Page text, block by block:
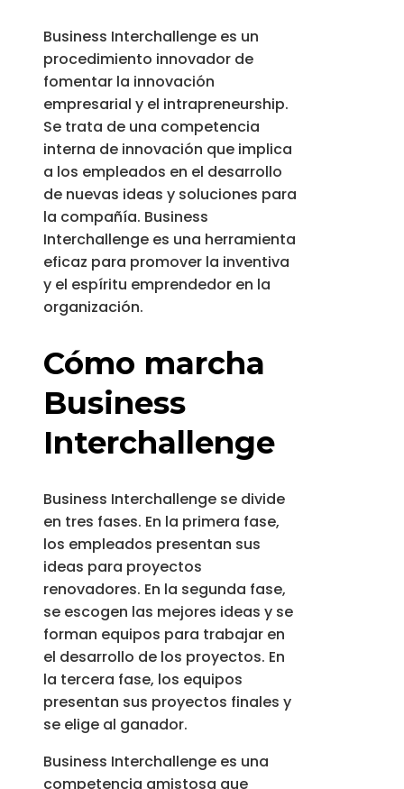
Business Interchallenge es un
procedimiento innovador de
fomentar la innovación
empresarial y el intrapreneurship.
Se trata de una competencia
interna de innovación que implica
a los empleados en el desarrollo
de nuevas ideas y soluciones para
la compañía. Business
Interchallenge es una herramienta
eficaz para promover la inventiva
y el espíritu emprendedor en la
organización.
Cómo marcha
Business
Interchallenge
Business Interchallenge se divide
en tres fases. En la primera fase,
los empleados presentan sus
ideas para proyectos
renovadores. En la segunda fase,
se escogen las mejores ideas y se
forman equipos para trabajar en
el desarrollo de los proyectos. En
la tercera fase, los equipos
presentan sus proyectos finales y
se elige al ganador.
Business Interchallenge es una
competencia amistosa que